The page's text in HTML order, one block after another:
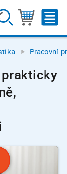
Pracovní
prakticky